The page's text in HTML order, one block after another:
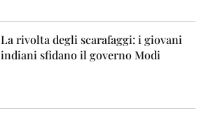
La rivolta degli scarafaggi: i giovani
indiani sfidano il governo Modi